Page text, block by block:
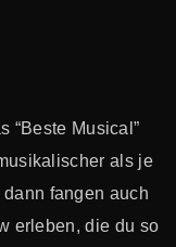
“Beste Musical”
als je
fangen auch
erleben, die du so